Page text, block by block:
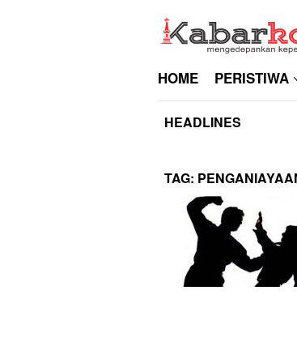
HOME PERISTIWA
HEADLINES
TAG: